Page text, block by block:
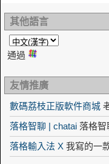
其他語言
通過
友情推廣
數碼荔枝正版軟件商城
落格智聊 | chatai 落格智
落格輸入法 X 我寫的一